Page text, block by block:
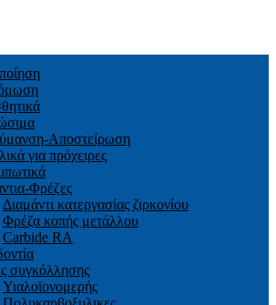
Αποστείρωση
για πρόχειρες
Φρέζες
Διαμάντι κατεργασίας ζιρκονίου
Φρέζα κοπής μετάλλου
Carbide RA
συγκόλλησης
Υιαλοϊονομερής